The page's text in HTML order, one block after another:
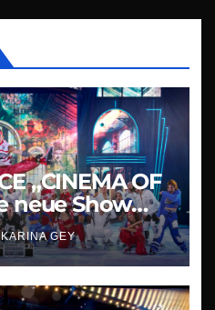
„CINEMA OF
neue Show
GEY